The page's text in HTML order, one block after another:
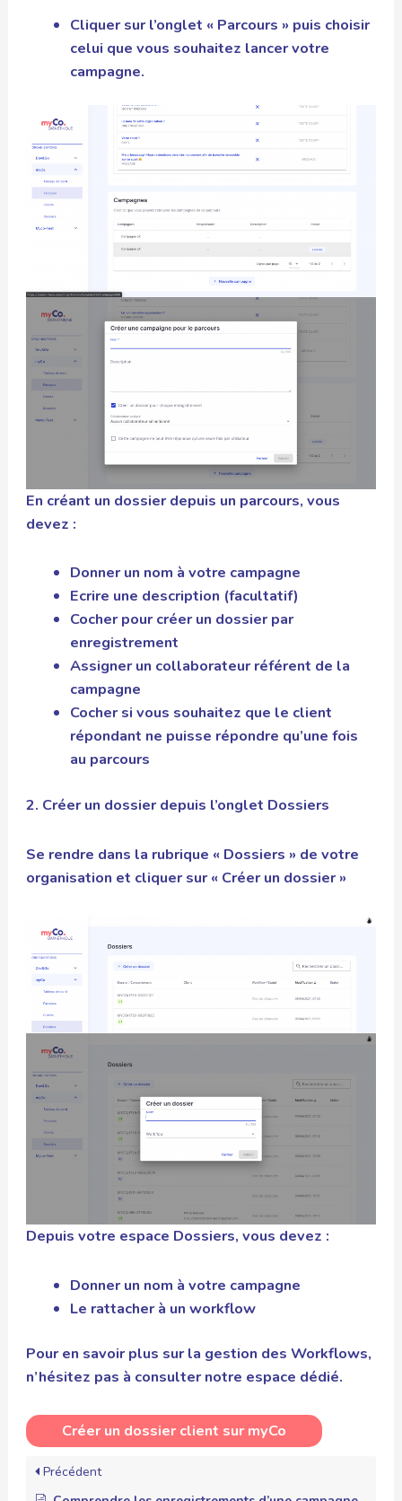
Cliquer sur l’onglet « Parcours » puis choisir
celui que vous souhaitez lancer votre
campagne.
En créant un dossier depuis un parcours, vous
devez :
Donner un nom à votre campagne
Ecrire une description (facultatif)
Cocher pour créer un dossier par
enregistrement
Assigner un collaborateur référent de la
campagne
Cocher si vous souhaitez que le client
répondant ne puisse répondre qu’une fois
au parcours
2. Créer un dossier depuis l’onglet Dossiers
Se rendre dans la rubrique « Dossiers » de votre
organisation et cliquer sur « Créer un dossier »
Depuis votre espace Dossiers, vous devez :
Donner un nom à votre campagne
Le rattacher à un workflow
Pour en savoir plus sur la gestion des Workflows,
n’hésitez pas à consulter notre espace dédié.
Créer un dossier client sur myCo
Précédent